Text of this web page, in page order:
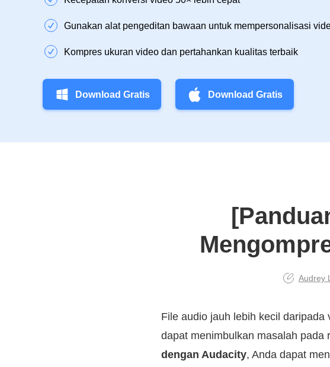
Gunakan alat pengeditan bawaan untuk mempersonalisasi
Kompres ukuran video dan pertahankan kualitas terbaik
Download Gratis Download Gratis
Audrey
File audio jauh lebih kecil
dapat menimbulkan masalah pada
dengan Audacity, Anda dapat